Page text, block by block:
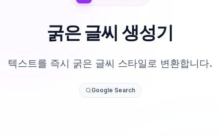
굵은 글씨 생성기
텍스트를 즉시 굵은 글씨 스타일로 변환합니다.
Google Search